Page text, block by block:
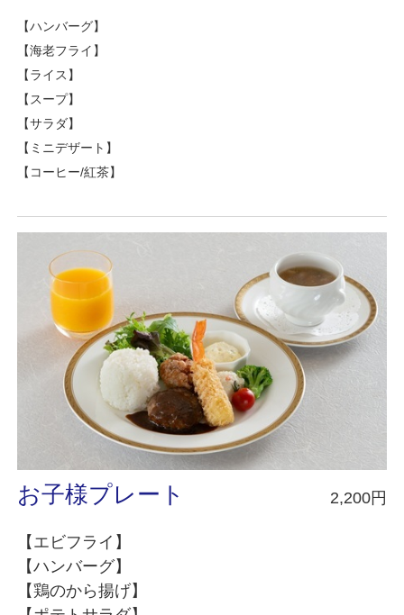
【ハンバーグ】
【海老フライ】
【ライス】
【スープ】
【サラダ】
【ミニデザート】
【コーヒー/紅茶】
お子様プレート 2,200円
【エビフライ】
【ハンバーグ】
【鶏のから揚げ】